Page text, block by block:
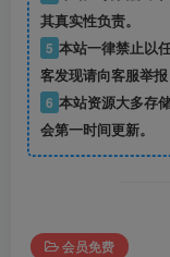
其真实性负责。
5 本站一律禁止以
客发现请向客服举报
6 本站资源大多存
会第一时间更新。
会员免费